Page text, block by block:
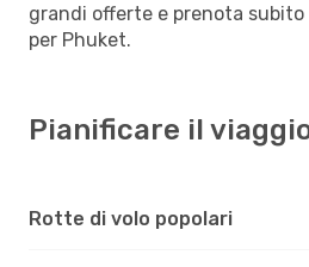
grandi offerte e prenota subito
per Phuket.
Pianificare il
Rotte di volo popolari